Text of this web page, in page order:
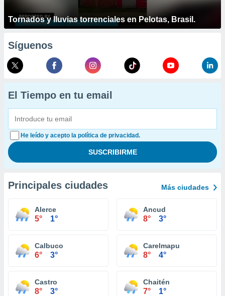
Tornados y lluvias torrenciales en Pelotas, Brasil.
Síguenos
El Tiempo en tu email
He leído y acepto la política de privacidad.
Principales ciudades Más ciudades
Alerce
5° 1°
Ancud
8° 3°
Calbuco
6° 3°
Carelmapu
8° 4°
Castro
8° 3°
Chaitén
7° 1°